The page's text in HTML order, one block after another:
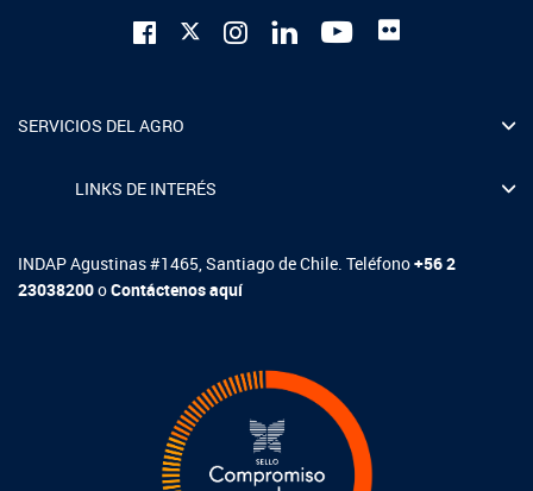
SERVICIOS DEL AGRO
LINKS DE INTERÉS
INDAP Agustinas #1465, Santiago de Chile. Teléfono+56 2
23038200oContáctenos aquí